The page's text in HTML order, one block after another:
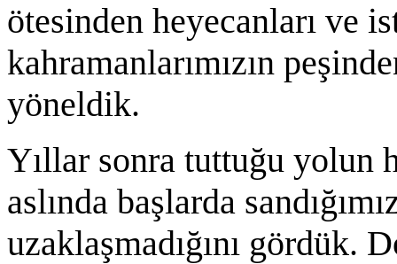
ötesinden heyecanları ve
kahramanlarımızın
yöneldik.
Yıllar sonra tuttuğu yolun
aslında başlarda
uzaklaşmadığını gördük.